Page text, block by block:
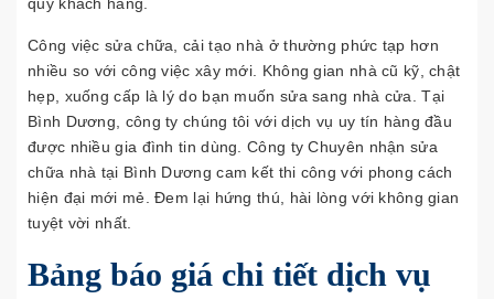
Công việc sửa chữa, cải tạo nhà ở thường phức tạp hơn
nhiều so với công việc xây mới. Không gian nhà cũ kỹ, chật
hẹp, xuống cấp là lý do bạn muốn sửa sang nhà cửa. Tại
Bình Dương, công ty chúng tôi với dịch vụ uy tín hàng đầu
được nhiều gia đình tin dùng. Công ty Chuyên nhận sửa
chữa nhà tại Bình Dương cam kết thi công với phong cách
hiện đại mới mẻ. Đem lại hứng thú, hài lòng với không gian
tuyệt vời nhất.
Bảng báo giá chi tiết dịch vụ